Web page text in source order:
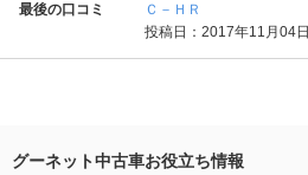
最後の口コミ
Ｃ－ＨＲ
投稿日：2017年11月04日
グーネット中古車お役立ち情報